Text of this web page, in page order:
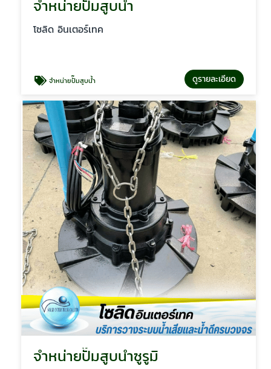
จำหน่ายปั๊มสูบน้ำ
โซลิด อินเตอร์เทค
จำหน่ายปั๊มสูบน้ำ ดูรายละเอียด
จำหน่ายปั๊มสูบน้ำซูรูมิ